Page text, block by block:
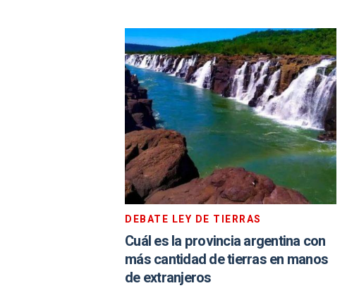
DEBATE LEY DE TIERRAS
Cuál es la provincia argentina con
más cantidad de tierras en manos
de extranjeros